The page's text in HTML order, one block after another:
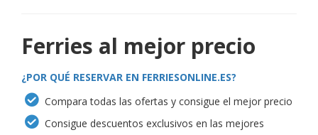
Ferries al mejor precio
¿POR QUÉ RESERVAR EN FERRIESONLINE.ES?
Compara todas las ofertas y consigue el mejor precio
Consigue descuentos exclusivos en las mejores